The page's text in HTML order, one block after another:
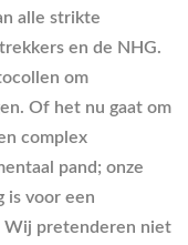
alle strikte
en de NHG.
om
Of het nu gaat om
complex
pand; onze
is voor een
Wij pretenderen niet